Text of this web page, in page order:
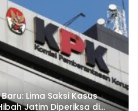
Lima Saksi Kasus
Jatim Diperiksa di